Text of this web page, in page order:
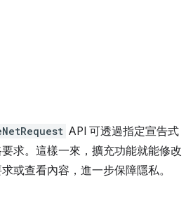
API 可透過指定宣告式
求。這樣一來，擴充功能就能修改
或查看內容，進一步保障隱私。